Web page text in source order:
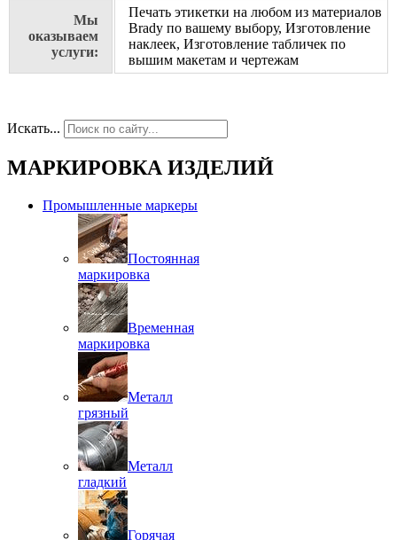
Мы
оказываем
услуги:
Печать этикетки на любом из материалов
Brady по вашему выбору, Изготовление
наклеек, Изготовление табличек по
вышим макетам и чертежам
Искать...
МАРКИРОВКА ИЗДЕЛИЙ
Промышленные маркеры
Постоянная
маркировка
Временная
маркировка
Металл
грязный
Металл
гладкий
Горячая